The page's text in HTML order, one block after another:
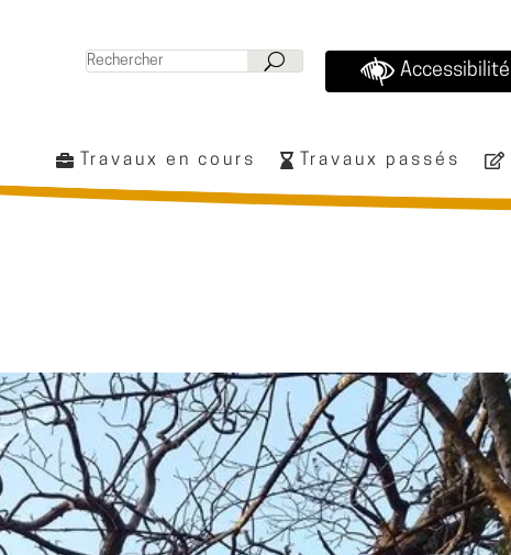
Accessibilité
Travaux en cours Travaux passés